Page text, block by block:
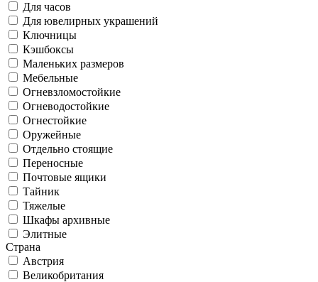
Для часов
Для ювелирных украшений
Ключницы
Кэшбоксы
Маленьких размеров
Мебельные
Огневзломостойкие
Огневодостойкие
Огнестойкие
Оружейные
Отдельно стоящие
Переносные
Почтовые ящики
Тайник
Тяжелые
Шкафы архивные
Элитные
Страна
Австрия
Великобритания